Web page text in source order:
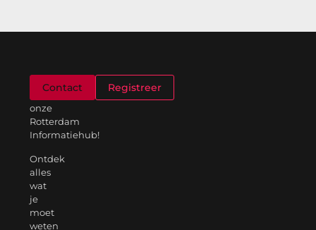
onze
Rotterdam
Informatiehub!
Ontdek
alles
wat
je
moet
weten
Contact Registreer